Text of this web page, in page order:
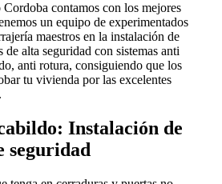
contamos con los mejores
un equipo de experimentados
maestros en la instalación de
de alta seguridad con sistemas anti
anti rotura, consiguiendo que los
tu vivienda por las excelentes
Instalación de
seguridad